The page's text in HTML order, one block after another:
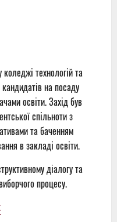
технологій та
на посаду
освіти. Захід був
спільноти з
та баченням
в закладі освіти.
діалогу та
процесу.